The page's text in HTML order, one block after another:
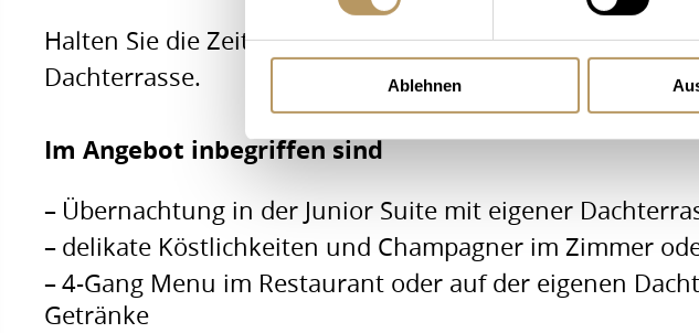
Ablehnen
Halten Sie die Zeit an: essen, trinken, geniessen – alles
Dachterrasse.
Im Angebot inbegriffen sind
Übernachtung in der Junior Suite mit eigener
delikate Köstlichkeiten und Champagner im Zimmer
4-Gang Menu im Restaurant oder auf der eigenen
Getränke